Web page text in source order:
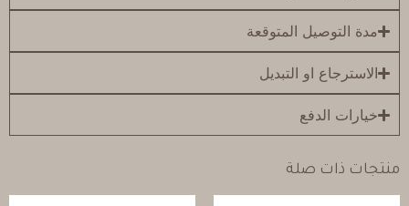
مدة التوصيل المتوقعة
الاسترجاع او التبديل
خيارات الدفع
منتجات ذات صلة